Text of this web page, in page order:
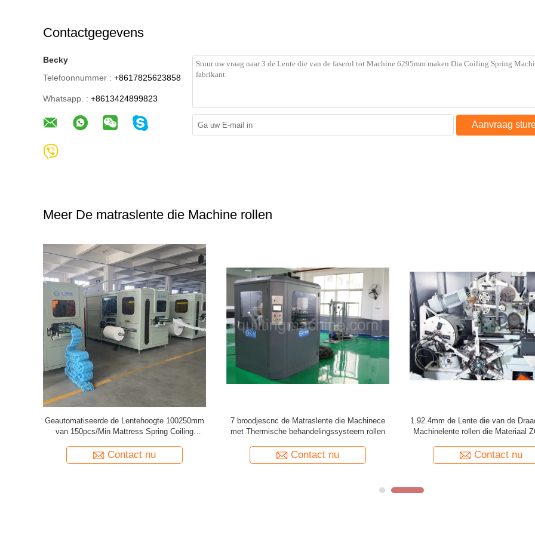
Contactgegevens
Becky
Telefoonnummer : +8617825623858
Whatsapp. : +8613424899823
Aanvraag
Meer De matraslente die Machine rollen
Geautomatiseerde de Lentehoogte 100250mm
van 150pcs/Min Mattress Spring Coiling
Contact nu
7 broodjescnc de Matraslente die Machinece
met Thermische behandelingssysteem rollen
Contact nu
1.92.4mm de Lente die van de
Machinelente rollen die Materiaal
Contact nu